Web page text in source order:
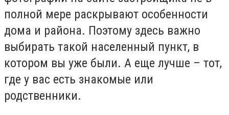
полной мере раскрывают особенности
дома и района. Поэтому здесь важно
выбирать такой населенный пункт, в
котором вы уже были. А еще лучше – тот,
где у вас есть знакомые или
родственники.